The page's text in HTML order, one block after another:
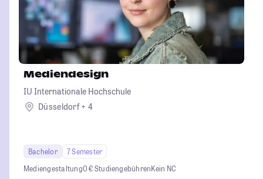
Mediendesign
IU Internationale Hochschule
Düsseldorf + 4
Bachelor
7 Semester
Mediengestaltung0 € StudiengebührenKein NC